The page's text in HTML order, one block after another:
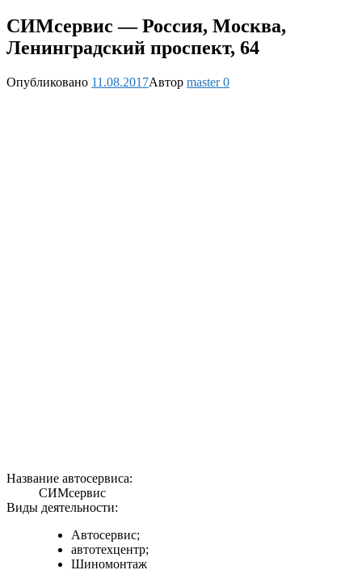
СИМсервис — Россия, Москва,
Ленинградский проспект, 64
Опубликовано 11.08.2017Автор master0
Название автосервиса:
СИМсервис
Виды деятельности:
Автосервис;
автотехцентр;
Шиномонтаж